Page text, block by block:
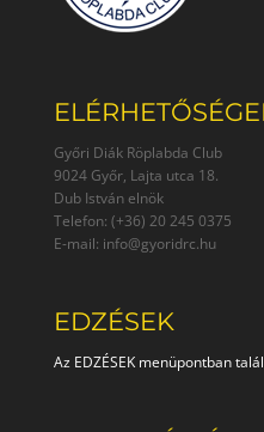
Győri Diák Röplabda Club
9024 Győr, Lajta utca 18.
Dub István elnök
Telefon: (+36) 20 245 0375
E-mail: info@gyoridrc.hu
EDZÉSEK
Az EDZÉSEK menüpontban